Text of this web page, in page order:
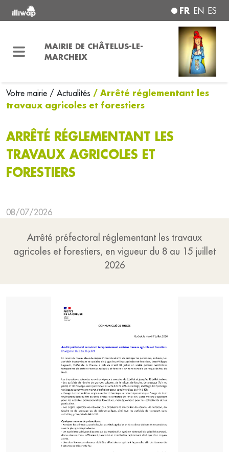
FR EN ES
MAIRIE DE CHÂTELUS-LE-
MARCHEIX
Votre mairie / Actualités / Arrêté réglementant les
travaux agricoles et forestiers
ARRÊTÉ RÉGLEMENTANT LES
TRAVAUX AGRICOLES ET
FORESTIERS
08/07/2026
Arrêté préfectoral réglementant les travaux
agricoles et forestiers, en vigueur du 8 au 15 juillet
2026